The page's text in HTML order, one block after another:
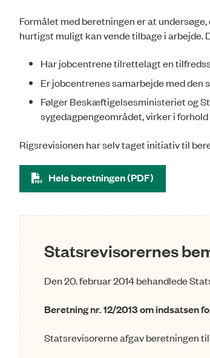
Formålet med beretningen er at
hurtigst muligt kan vende tilbage i arbejde.
Har jobcentrene tilrettelagt en
Er jobcentrenes samarbejde med
Følger Beskæftigelsesministeriet og
sygedagpengeområdet, virker i
Rigsrevisionen har selv taget initiativ til
Hele beretningen (PDF)
Statsrevisorernes
Den 20. februar 2014 behandlede
Beretning nr. 12/2013 om indsatsen
Statsrevisorerne afgav beretningen